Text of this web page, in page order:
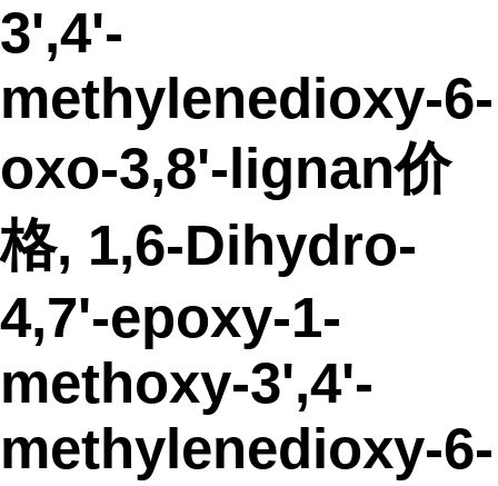
3',4'-
methylenedioxy-6-
oxo-3,8'-lignan价
格, 1,6-Dihydro-
4,7'-epoxy-1-
methoxy-3',4'-
methylenedioxy-6-